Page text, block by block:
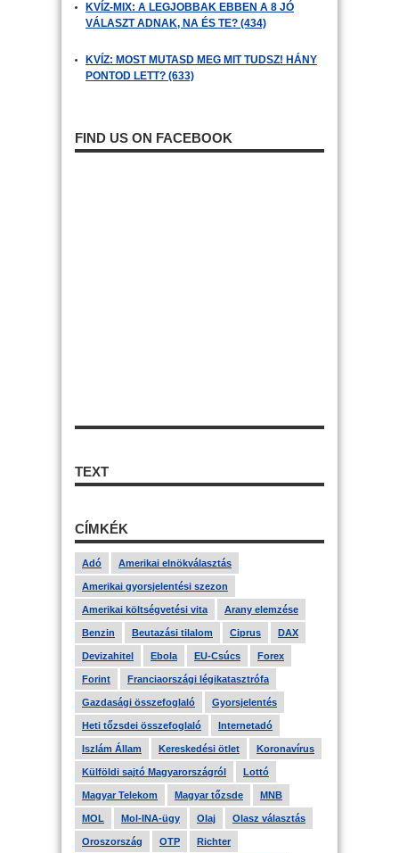
KVÍZ-MIX: A LEGJOBBAK EBBEN A 8 JÓ
VÁLASZT ADNAK, NA ÉS TE? (434)
KVÍZ: MOST MUTASD MEG MIT TUDSZ! HÁNY
PONTOD LETT? (633)
FIND US ON FACEBOOK
TEXT
CÍMKÉK
Adó Amerikai elnökválasztás
Amerikai gyorsjelentési szezon
Amerikai költségvetési vita Arany elemzése
Benzin Beutazási tilalom Ciprus DAX
Devizahitel Ebola EU-Csúcs Forex
Forint Franciaországi légikatasztrófa
Gazdasági összefoglaló Gyorsjelentés
Heti tőzsdei összefoglaló Internetadó
Iszlám Állam Kereskedési ötlet Koronavírus
Külföldi sajtó Magyarországról Lottó
Magyar Telekom Magyar tőzsde MNB
MOL Mol-INA-ügy Olaj Olasz választás
Oroszország OTP Richter